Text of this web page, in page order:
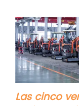
Las cinco